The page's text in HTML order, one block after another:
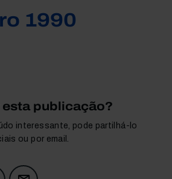
1990
publicação?
interessante, pode partilhá-lo
ou por email.